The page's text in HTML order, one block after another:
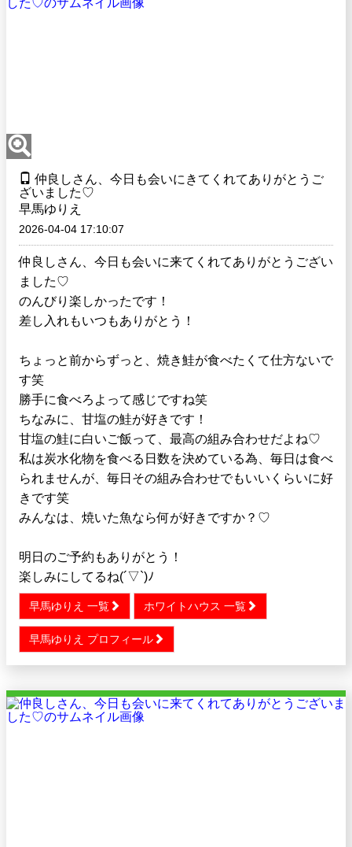
仲良しさん、今日も会いにきてくれてありがとうご
ざいました♡
早馬ゆりえ
2026-04-04 17:10:07
仲良しさん、今日も会いに来てくれてありがとうござい
ました♡
のんびり楽しかったです！
差し入れもいつもありがとう！
ちょっと前からずっと、焼き鮭が食べたくて仕方ないで
す笑
勝手に食べろよって感じですね笑
ちなみに、甘塩の鮭が好きです！
甘塩の鮭に白いご飯って、最高の組み合わせだよね♡
私は炭水化物を食べる日数を決めている為、毎日は食べ
られませんが、毎日その組み合わせでもいいくらいに好
きです笑
みんなは、焼いた魚なら何が好きですか？♡
明日のご予約もありがとう！
楽しみにしてるね(´▽`)ﾉ
早馬ゆりえ 一覧 ホワイトハウス 一覧
早馬ゆりえ プロフィール